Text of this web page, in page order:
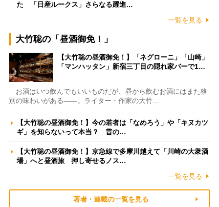
た 「日産ルークス」さらなる躍進…
一覧を見る
大竹聡の「昼酒御免！」
【大竹聡の昼酒御免！】「ネグローニ」「山崎」
「マンハッタン」新宿三丁目の隠れ家バーで1…
お酒はいつ飲んでもいいものだが、昼から飲むお酒にはまた格
別の味わいがある――。ライター・作家の大竹…
【大竹聡の昼酒御免！】今の若者は「なめろう」や「キヌカツ
ギ」を知らないって本当？ 昔の…
【大竹聡の昼酒御免！】京急線で多摩川越えて「川崎の大衆酒
場」へと昼酒旅 押し寄せるノス…
一覧を見る
著者・連載の一覧を見る